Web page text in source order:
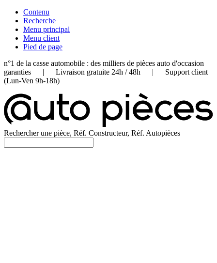
Contenu
Recherche
Menu principal
Menu client
Pied de page
n°1 de la casse automobile : des milliers de pièces auto d'occasion
garanties | Livraison gratuite 24h / 48h | Support client
(Lun-Ven 9h-18h)
Rechercher une pièce, Réf. Constructeur, Réf. Autopièces